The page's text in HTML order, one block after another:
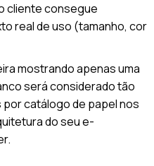
cliente consegue
real de uso (tamanho, cor
mostrando apenas uma
será considerado tão
catálogo de papel nos
do seu e-